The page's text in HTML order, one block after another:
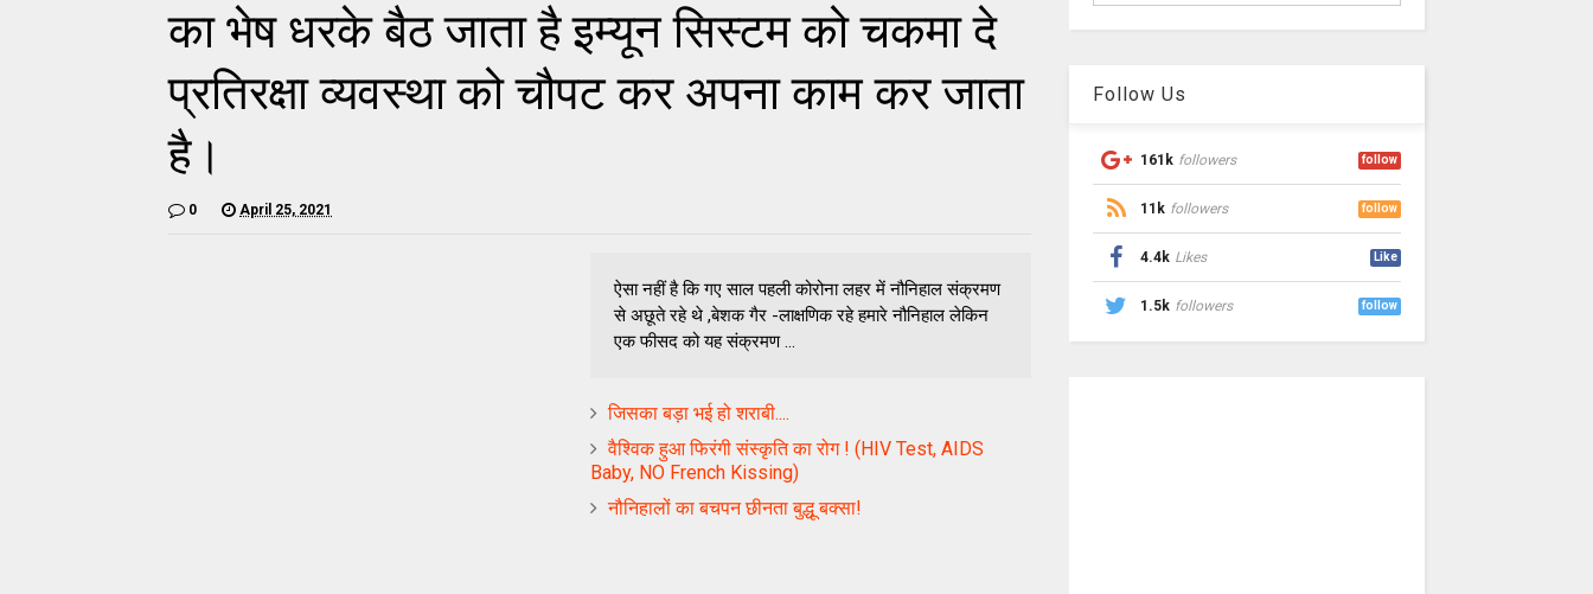
का भेष धरके बैठ जाता है इम्यून सिस्टम को चकमा दे
प्रतिरक्षा व्यवस्था को चौपट कर अपना काम कर जाता
है।
0 April 25, 2021
ऐसा नहीं है कि गए साल पहली कोरोना लहर में नौनिहाल संक्रमण
से अछूते रहे थे ,बेशक गैर -लाक्षणिक रहे हमारे नौनिहाल लेकिन
एक फीसद को यह संक्रमण ...
जिसका बड़ा भई हो शराबी....
वैश्विक हुआ फिरंगी संस्कृति का रोग ! (HIV Test, AIDS
Baby, NO French Kissing)
नौनिहालों का बचपन छीनता बुद्धू बक्सा!
Follow Us
161k followers follow
11k followers follow
4.4k Likes Like
1.5k followers follow